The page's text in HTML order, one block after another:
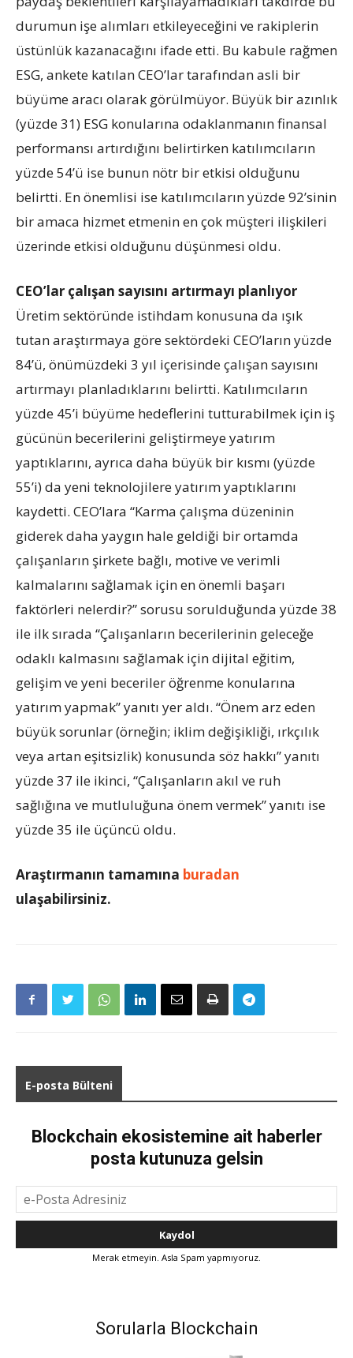
durumun işe alımları etkileyeceğini ve rakiplerin
üstünlük kazanacağını ifade etti. Bu kabule rağmen
ESG, ankete katılan CEO’lar tarafından asli bir
büyüme aracı olarak görülmüyor. Büyük bir azınlık
(yüzde 31) ESG konularına odaklanmanın finansal
performansı artırdığını belirtirken katılımcıların
yüzde 54’ü ise bunun nötr bir etkisi olduğunu
belirtti. En önemlisi ise katılımcıların yüzde 92’sinin
bir amaca hizmet etmenin en çok müşteri ilişkileri
üzerinde etkisi olduğunu düşünmesi oldu.
CEO’lar çalışan sayısını artırmayı planlıyor
Üretim sektöründe istihdam konusuna da ışık
tutan araştırmaya göre sektördeki CEO’ların yüzde
84’ü, önümüzdeki 3 yıl içerisinde çalışan sayısını
artırmayı planladıklarını belirtti. Katılımcıların
yüzde 45’i büyüme hedeflerini tutturabilmek için iş
gücünün becerilerini geliştirmeye yatırım
yaptıklarını, ayrıca daha büyük bir kısmı (yüzde
55’i) da yeni teknolojilere yatırım yaptıklarını
kaydetti. CEO’lara “Karma çalışma düzeninin
giderek daha yaygın hale geldiği bir ortamda
çalışanların şirkete bağlı, motive ve verimli
kalmalarını sağlamak için en önemli başarı
faktörleri nelerdir?” sorusu sorulduğunda yüzde 38
ile ilk sırada “Çalışanların becerilerinin geleceğe
odaklı kalmasını sağlamak için dijital eğitim,
gelişim ve yeni beceriler öğrenme konularına
yatırım yapmak” yanıtı yer aldı. “Önem arz eden
büyük sorunlar (örneğin; iklim değişikliği, ırkçılık
veya artan eşitsizlik) konusunda söz hakkı” yanıtı
yüzde 37 ile ikinci, “Çalışanların akıl ve ruh
sağlığına ve mutluluğuna önem vermek” yanıtı ise
yüzde 35 ile üçüncü oldu.
Araştırmanın tamamına buradan
ulaşabilirsiniz.
E-posta Bülteni
Blockchain ekosistemine ait haberler
posta kutunuza gelsin
Merak etmeyin. Asla Spam yapmıyoruz.
Sorularla Blockchain